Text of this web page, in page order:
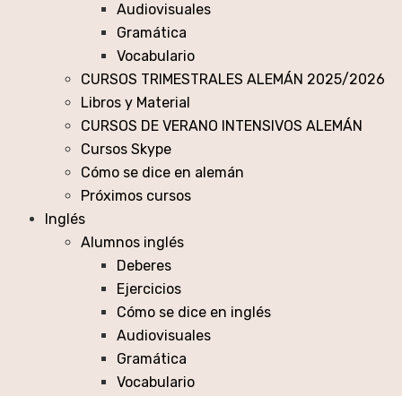
Audiovisuales
Gramática
Vocabulario
CURSOS TRIMESTRALES ALEMÁN 2025/2026
Libros y Material
CURSOS DE VERANO INTENSIVOS ALEMÁN
Cursos Skype
Cómo se dice en alemán
Próximos cursos
Inglés
Alumnos inglés
Deberes
Ejercicios
Cómo se dice en inglés
Audiovisuales
Gramática
Vocabulario